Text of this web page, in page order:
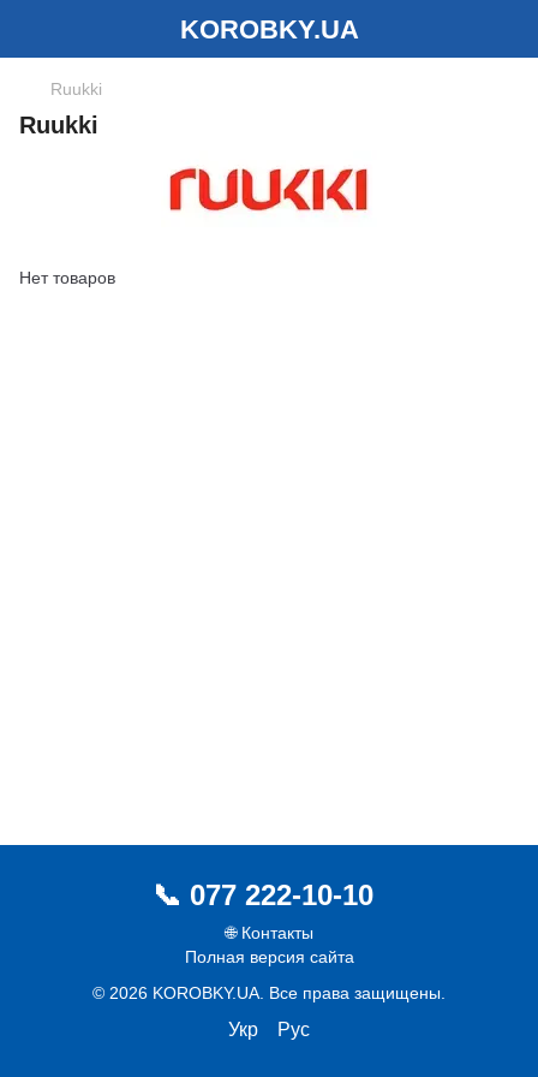
KOROBKY.UA
Ruukki
Ruukki
Нет товаров
077 222-10-10
🌐 Контакты
Полная версия сайта
© 2026 KOROBKY.UA. Все права защищены.
Укр Рус